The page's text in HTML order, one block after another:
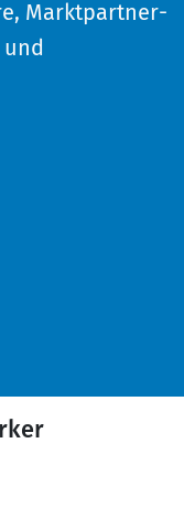
Marktpartner-
und